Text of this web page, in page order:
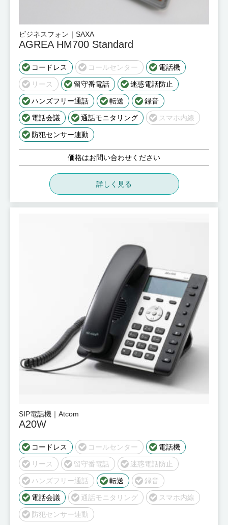
ビジネスフォン｜SAXA
AGREA HM700 Standard
コードレス コールセンター 電話機
リース 留守番電話 迷惑電話防止
ハンズフリー通話 転送 録音
電話会議 通話モニタリング スマホ内線
防犯センサー連動
価格はお問い合わせください
詳しく見る
SIP電話機｜Atcom
A20W
コードレス コールセンター 電話機
リース 留守番電話 迷惑電話防止
ハンズフリー通話 転送 録音
電話会議 通話モニタリング スマホ内線
防犯センサー連動